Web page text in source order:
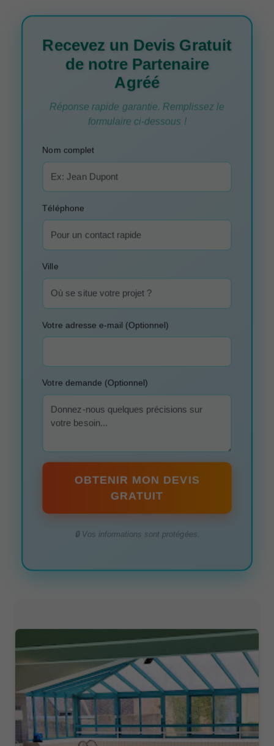
Recevez un Devis Gratuit
de notre Partenaire
Agréé
Réponse rapide garantie. Remplissez le
formulaire ci-dessous !
Nom complet
Téléphone
Ville
Votre adresse e-mail (Optionnel)
Votre demande (Optionnel)
OBTENIR MON DEVIS
GRATUIT
🔒 Vos informations sont protégées.